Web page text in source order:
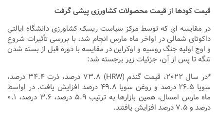
قیمت کودها از قیمت محصولات کشاورزی پیشی گرفت
در مقایسه ‌ای که توسط مرکز سیاست ریسک کشاورزی دانشگاه ایالتی
داکوتای شمالی در اواخر ماه مارس انجام شد، با بررسی تأثیرات شروع
و اوج اولیه جنگ روسیه و اوکراین در مقایسه با دوره قبل از بسته شدن
تنگه تا پس از آن، جزئیات زیر برجسته شد:
*در سال ۲۰۲۲، قیمت گندم (HRW) ۷۳.۸ درصد، ذرت ۳۴.۴ درصد،
سویا ۲۶.۵ درصد و روغن سویا ۴۹.۸ درصد افزایش یافت. در اواسط
ماه مارس امسال، همین بازارها به ترتیب ۵.۹ درصد، ۳.۶ درصد، ۰.۱
درصد و ۷.۵ درصد افزایش یافتند.